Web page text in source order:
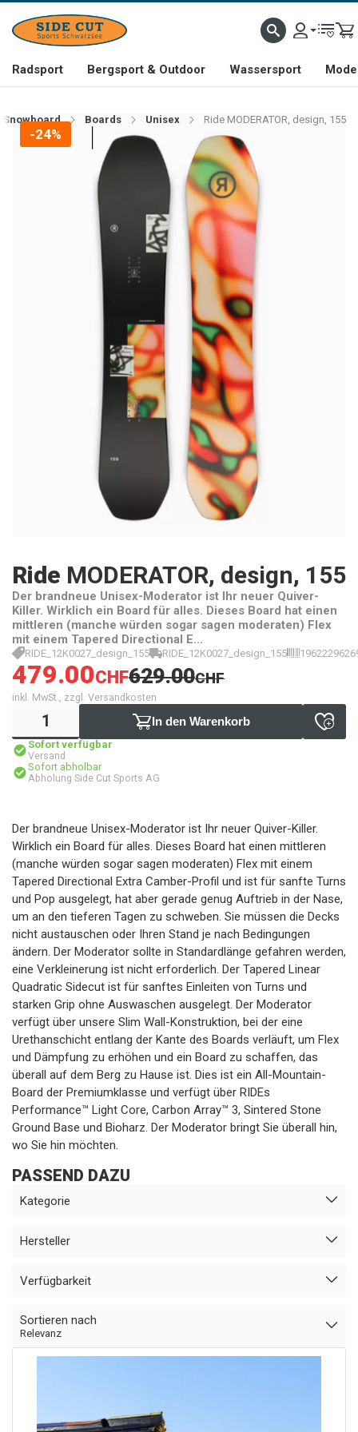
Radsport Bergsport & Outdoor Wassersport
Snowboard Boards Unisex Ride MODERATOR, design, 155
-24%
Ride MODERATOR, design, 155
Der brandneue Unisex-Moderator ist Ihr neuer Quiver-
Killer. Wirklich ein Board für alles. Dieses Board hat einen
mittleren (manche würden sogar sagen moderaten) Flex
mit einem Tapered Directional E...
RIDE_12K0027_design_155 RIDE_12K0027_design_155
479.00CHF629.00CHF
inkl. MwSt., zzgl. Versandkosten
In den Warenkorb
Sofort verfügbar
Versand
Sofort abholbar
Abholung Side Cut Sports AG
Der brandneue Unisex-Moderator ist Ihr neuer Quiver-Killer.
Wirklich ein Board für alles. Dieses Board hat einen mittleren
(manche würden sogar sagen moderaten) Flex mit einem
Tapered Directional Extra Camber-Profil und ist für sanfte Turns
und Pop ausgelegt, hat aber gerade genug Auftrieb in der Nase,
um an den tieferen Tagen zu schweben. Sie müssen die Decks
nicht austauschen oder Ihren Stand je nach Bedingungen
ändern. Der Moderator sollte in Standardlänge gefahren werden,
eine Verkleinerung ist nicht erforderlich. Der Tapered Linear
Quadratic Sidecut ist für sanftes Einleiten von Turns und
starken Grip ohne Auswaschen ausgelegt. Der Moderator
verfügt über unsere Slim Wall-Konstruktion, bei der eine
Urethanschicht entlang der Kante des Boards verläuft, um Flex
und Dämpfung zu erhöhen und ein Board zu schaffen, das
überall auf dem Berg zu Hause ist. Dies ist ein All-Mountain-
Board der Premiumklasse und verfügt über RIDEs
Performance™ Light Core, Carbon Array™ 3, Sintered Stone
Ground Base und Bioharz. Der Moderator bringt Sie überall hin,
wo Sie hin möchten.
PASSEND DAZU
Kategorie
Hersteller
Verfügbarkeit
Sortieren nach
Relevanz